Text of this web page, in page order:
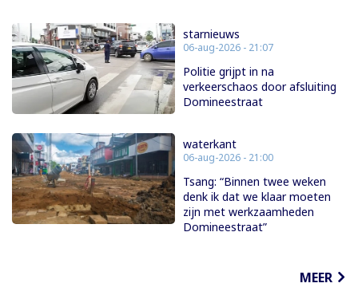
starnieuws
06-aug-2026 - 21:07
Politie grijpt in na
verkeerschaos door afsluiting
Domineestraat
waterkant
06-aug-2026 - 21:00
Tsang: “Binnen twee weken
denk ik dat we klaar moeten
zijn met werkzaamheden
Domineestraat”
MEER